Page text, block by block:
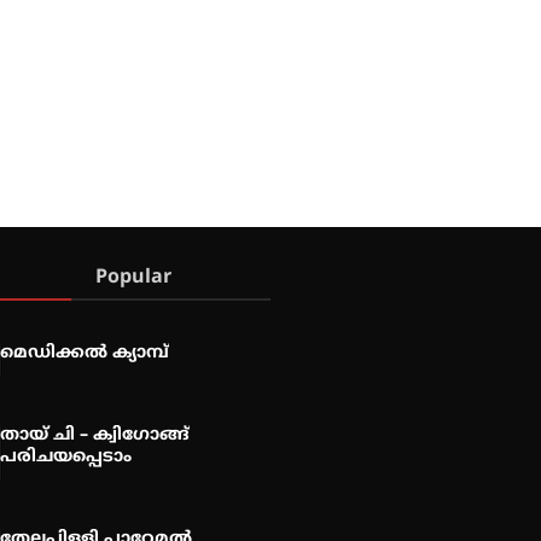
Popular
മെഡിക്കൽ ക്യാമ്പ്
തായ് ചി – ക്വിഗോങ്ങ്
പരിചയപ്പെടാം